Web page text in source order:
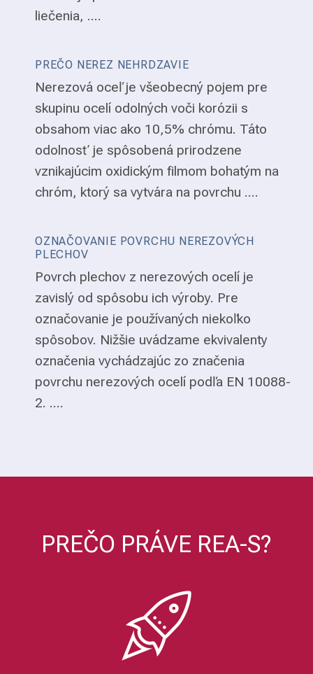
liečenia, ....
PREČO NEREZ NEHRDZAVIE
Nerezová oceľ je všeobecný pojem pre
skupinu ocelí odolných voči korózii s
obsahom viac ako 10,5% chrómu. Táto
odolnosť je spôsobená prirodzene
vznikajúcim oxidickým filmom bohatým na
chróm, ktorý sa vytvára na povrchu ....
OZNAČOVANIE POVRCHU NEREZOVÝCH
PLECHOV
Povrch plechov z nerezových ocelí je
zavislý od spôsobu ich výroby. Pre
označovanie je používaných niekoľko
spôsobov. Nižšie uvádzame ekvivalenty
označenia vychádzajúc zo značenia
povrchu nerezových ocelí podľa EN 10088-
2. ....
PREČO PRÁVE REA-S?